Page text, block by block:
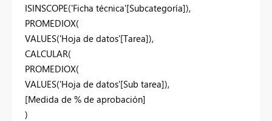
ISINSCOPE('Ficha técnica'[Subcategoría]),
PROMEDIOX(
VALUES('Hoja de datos'[Tarea]),
CALCULAR(
PROMEDIOX(
VALUES('Hoja de datos'[Sub tarea]),
[Medida de % de aprobación]
)